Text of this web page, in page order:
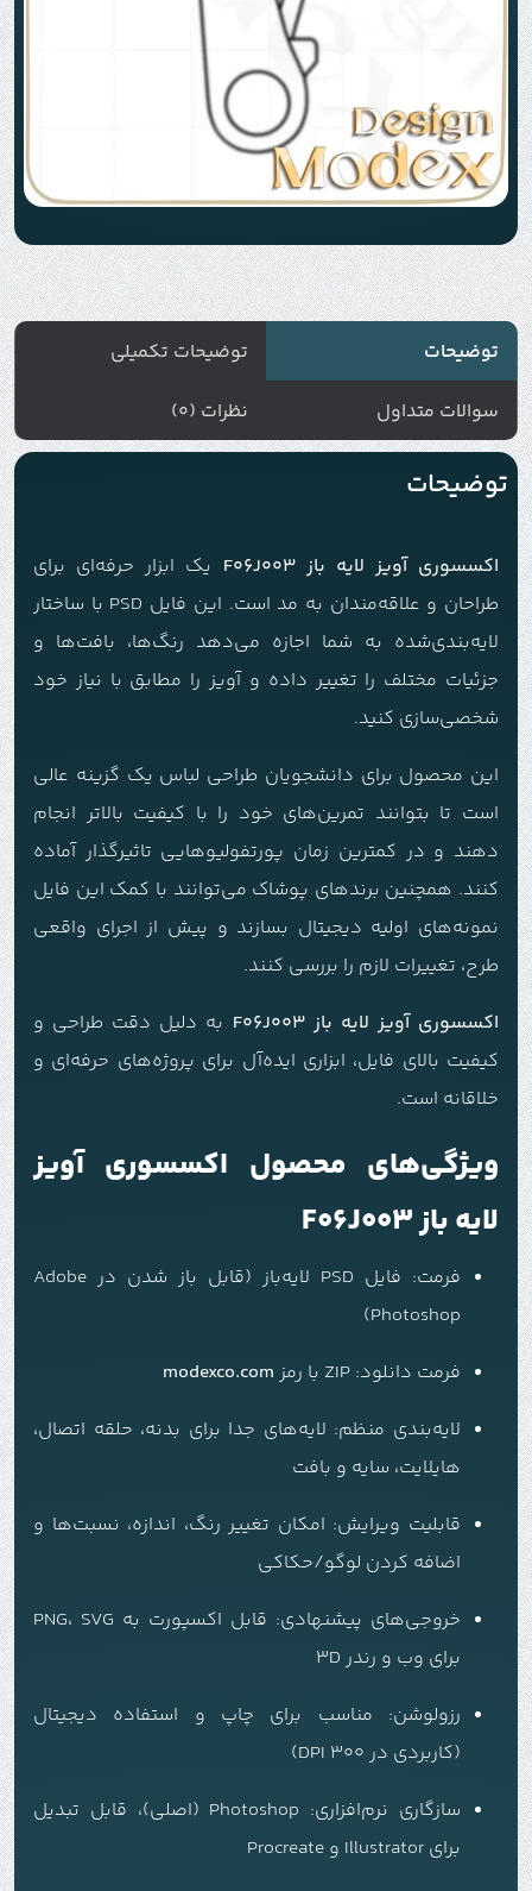
توضیحات
توضیحات تکمیلی
سوالات متداول
نظرات (0)
توضیحات
اکسسوری آویز لایه باز F06J003
یک ابزار حرفه‌ای برای
طراحان و علاقه‌مندان به مد است. این فایل PSD با ساختار
لایه‌بندی‌شده به شما اجازه می‌دهد رنگ‌ها، بافت‌ها و
جزئیات مختلف را تغییر داده و آویز را مطابق با نیاز خود
شخصی‌سازی کنید.
این محصول برای دانشجویان طراحی لباس یک گزینه عالی
است تا بتوانند تمرین‌های خود را با کیفیت بالاتر انجام
دهند و در کمترین زمان پورتفولیوهایی تاثیرگذار آماده
کنند. همچنین برندهای پوشاک می‌توانند با کمک این فایل
نمونه‌های اولیه دیجیتال بسازند و پیش از اجرای واقعی
طرح، تغییرات لازم را بررسی کنند.
اکسسوری آویز لایه باز F06J003
به دلیل دقت طراحی و
کیفیت بالای فایل، ابزاری ایده‌آل برای پروژه‌های حرفه‌ای و
خلاقانه است.
ویژگی‌های محصول اکسسوری آویز
لایه باز F06J003
فرمت: فایل PSD لایه‌باز (قابل باز شدن در Adobe
Photoshop)
فرمت دانلود:
modexco.com
لایه‌بندی منظم: لایه‌های جدا برای بدنه، حلقه اتصال،
هایلایت، سایه و بافت
قابلیت ویرایش: امکان تغییر رنگ، اندازه، نسبت‌ها و
اضافه کردن لوگو/حکاکی
خروجی‌های پیشنهادی: قابل اکسپورت به PNG، SVG
برای وب و رندر 3D
رزولوشن: مناسب برای چاپ و استفاده دیجیتال
(کاربردی در 300 DPI)
سازگاری نرم‌افزاری: Photoshop (اصلی)، قابل تبدیل
برای Illustrator و Procreate